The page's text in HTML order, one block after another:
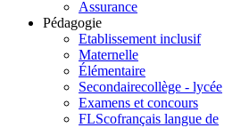
Assurance
Pédagogie
Etablissement inclusif
Maternelle
Élémentaire
Secondairecollège - lycée
Examens et concours
FLScofrançais langue de